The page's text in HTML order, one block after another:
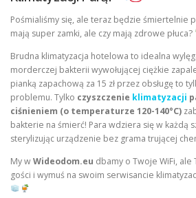
Pośmialiśmy się, ale teraz będzie śmiertelnie
mają super zamki, ale czy mają zdrowe płuca?
Brudna klimatyzacja hotelowa to idealna
morderczej bakterii wywołującej ciężkie
pianką zapachową za 15 zł przez obsługę to
problemu. Tylko czyszczenie klimatyzacji
ciśnieniem (o temperaturze 120-140°C)
bakterie na śmierć! Para wdziera się w każdą
sterylizując urządzenie bez grama trującej
My wWideodom.eu dbamy o Twoje WiFi, ale
gości i wymuś na swoim serwisancie